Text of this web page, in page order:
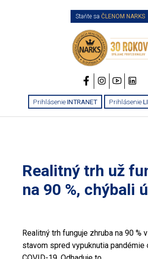
Staňte saČLENOM NARKS
PrihlásenieINTRANET Prihlásenie
Realitný trh už
na 90 %, chýbali
Realitný trh funguje zhruba na 90 %
stavom spred vypuknutia pandémie